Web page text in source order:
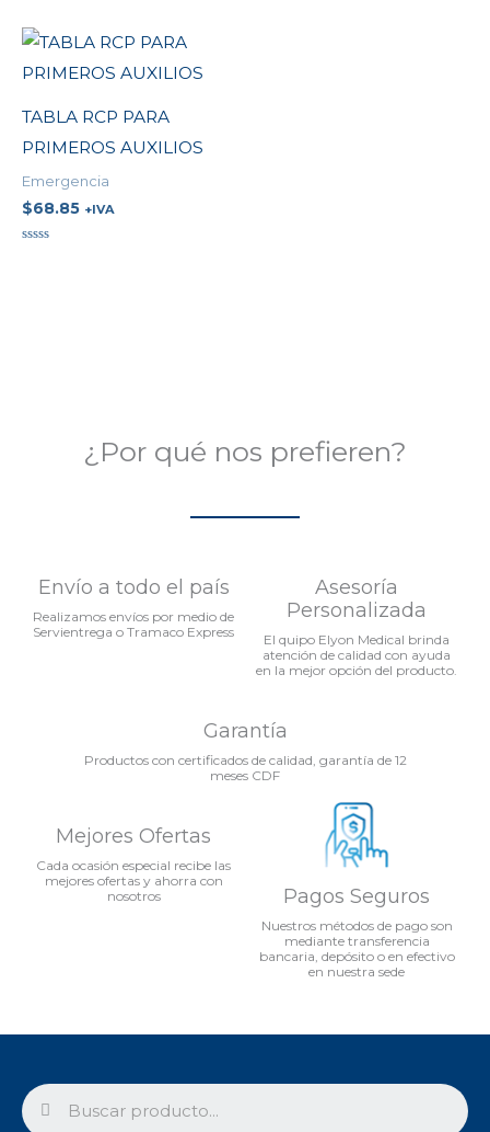
de
5
TABLA RCP PARA
PRIMEROS AUXILIOS
Emergencia
$68.85 +IVA
¿Por qué nos prefieren?
Envío a todo el país
Realizamos envíos por medio de
Servientrega o Tramaco Express
Asesoría
Personalizada
El quipo Elyon Medical brinda
atención de calidad con ayuda
en la mejor opción del producto.
Garantía
Productos con certificados de calidad, garantía de 12
meses CDF
Mejores Ofertas
Cada ocasión especial recibe las
mejores ofertas y ahorra con
nosotros
Pagos Seguros
Nuestros métodos de pago son
mediante transferencia
bancaria, depósito o en efectivo
en nuestra sede